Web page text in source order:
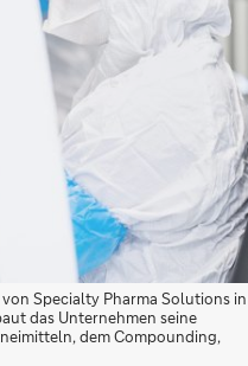
Specialty Pharma Solutions in
das Unternehmen seine
dem Compounding,